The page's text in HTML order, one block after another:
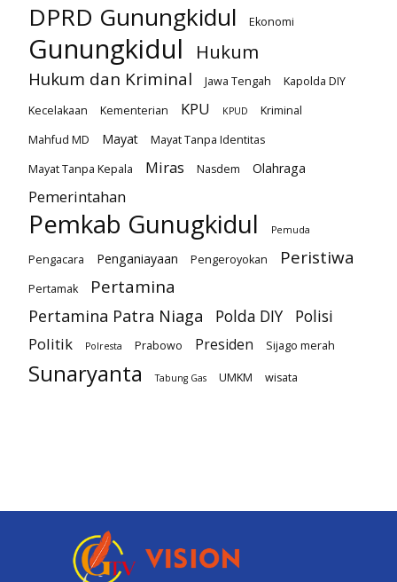
DPRD Gunungkidul Ekonomi
Gunungkidul Hukum
Hukum dan Kriminal Jawa Tengah
Kapolda DIY
Kecelakaan
Kementerian KPU KPUD
Kriminal
Mahfud MD
Mayat
Mayat Tanpa Identitas
Mayat Tanpa Kepala
Miras Nasdem Olahraga
Pemerintahan
Pemkab Gunugkidul Pemuda
Pengacara Penganiayaan Pengeroyokan Peristiwa
Pertamak Pertamina
Pertamina Patra Niaga Polda DIY
Polisi
Politik
Polresta Prabowo Presiden Sijago merah
Sunaryanta Tabung Gas UMKM wisata